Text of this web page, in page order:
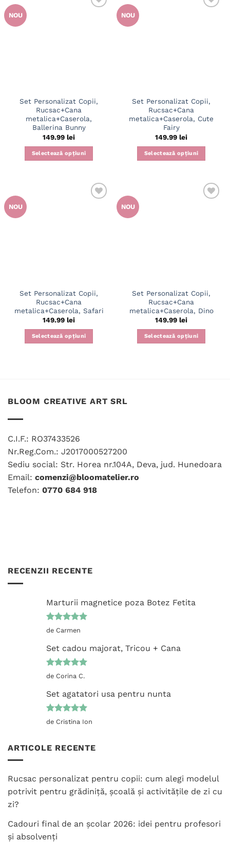
NOU
Set Personalizat Copii,
Rucsac+Cana
metalica+Caserola,
Ballerina Bunny
149.99 lei
Selectează opțiuni
NOU
Set Personalizat Copii,
Rucsac+Cana
metalica+Caserola, Cute
Fairy
149.99 lei
Selectează opțiuni
NOU
Set Personalizat Copii,
Rucsac+Cana
metalica+Caserola, Safari
149.99 lei
Selectează opțiuni
NOU
Set Personalizat Copii,
Rucsac+Cana
metalica+Caserola, Dino
149.99 lei
Selectează opțiuni
BLOOM CREATIVE ART SRL
C.I.F.: RO37433526
Nr.Reg.Com.: J2017000527200
Sediu social: Str. Horea nr.104A, Deva, jud. Hunedoara
Email: comenzi@bloomatelier.ro
Telefon: 0770 684 918
RECENZII RECENTE
Marturii magnetice poza Botez Fetita
Evaluat la
de Carmen
Set cadou majorat, Tricou + Cana
Evaluat la
de Corina C.
Set agatatori usa pentru nunta
Evaluat la
de Cristina Ion
ARTICOLE RECENTE
Rucsac personalizat pentru copii: cum alegi modelul
potrivit pentru grădiniță, școală și activitățile de zi cu
zi?
Cadouri final de an școlar 2026: idei pentru profesori
și absolvenți